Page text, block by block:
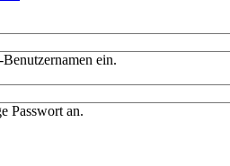
ein.
Passwort an.